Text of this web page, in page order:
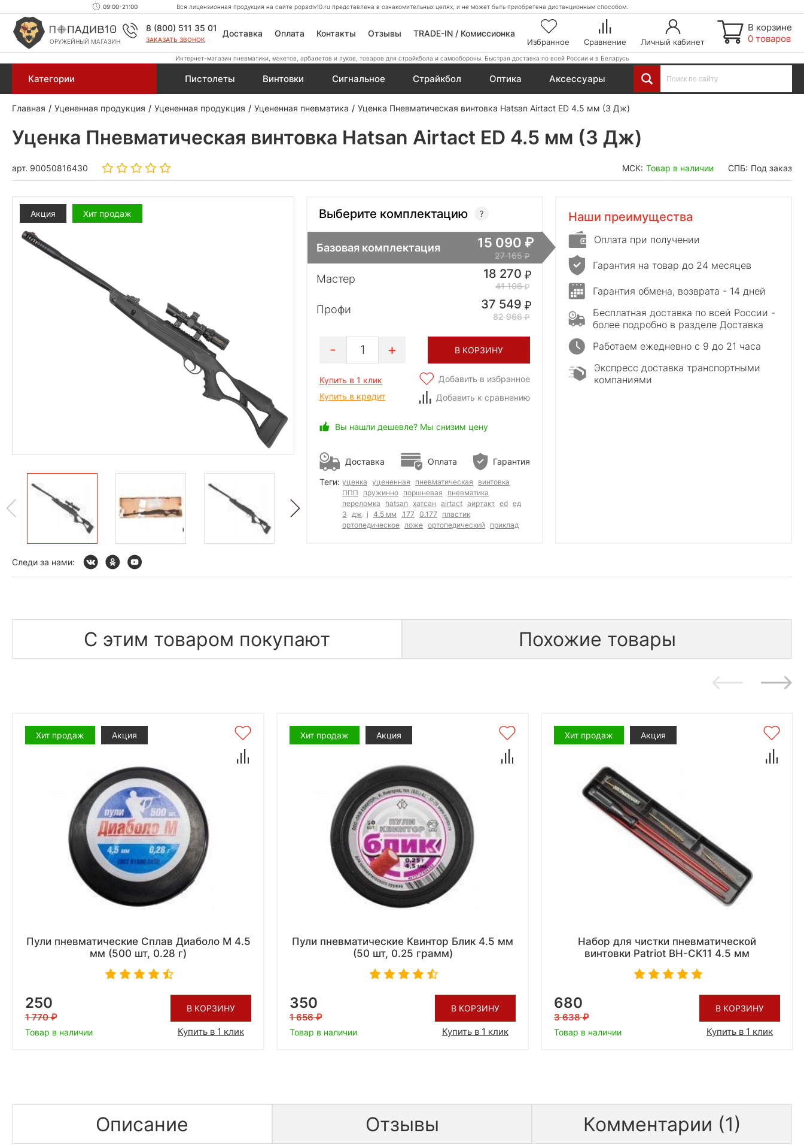
09:00-21:00 Вся лицензионная продукция на сайте popadiv10.ru представлена в ознакомительных целях, и не может быть приобретена дистанционным способом.
ОРУЖЕЙНЫЙ МАГАЗИН
8 (800) 511 35 01
ЗАКАЗАТЬ ЗВОНОК
Доставка Оплата Контакты Отзывы TRADE-IN / Комиссионка
Избранное Сравнение Личный кабинет
В корзине
0 товаров
Интернет-магазин пневматики, макетов, арбалетов и луков, товаров для страйкбола и самообороны. Быстрая доставка по всей России и в Беларусь
Категории Пистолеты Винтовки Сигнальное Страйкбол Оптика Аксессуары
Главная Уцененная продукция Уцененная продукция Уцененная пневматика Уценка Пневматическая винтовка Hatsan Airtact ED 4.5 мм (3 Дж)
Уценка Пневматическая винтовка Hatsan Airtact ED 4.5 мм (3 Дж)
арт. 90050816430 МСК: Товар в наличии СПБ: Под заказ
Акция Хит продаж Выберите комплектацию
Базовая комплектация 15 090
27 165
Мастер 18 270
41 106
Профи 37 549
82 966
1 В КОРЗИНУ
Купить в 1 клик
Купить в кредит
Добавить в избранное
Добавить к сравнению
Вы нашли дешевле? Мы снизим цену
Доставка Оплата
Гарантия
Теги: уценка уцененная пневматическая
винтовка
ППП
пружинно поршневая
пневматика
переломка
hatsan хатсан airtact аиртакт ed ед
3 дж j 4.5 мм .177 0.177
пластик
ортопедическое ложе ортопедический приклад
Наши преимущества
Оплата при получении
Гарантия на товар до 24 месяцев
Гарантия обмена, возврата - 14 дней
Бесплатная доставка по всей России -
более подробно в разделе Доставка
Работаем ежедневно с 9 до 21 часа
Экспресс доставка транспортными
компаниями
Следи за нами:
С этим товаром покупают Похожие товары
Хит продаж Акция
Пули пневматические Сплав Диаболо М 4.5
мм (500 шт, 0.28 г)
250
1 770
Товар в наличии
В КОРЗИНУ
Купить в 1 клик
Хит продаж Акция
Пули пневматические Квинтор Блик 4.5 мм
(50 шт, 0.25 грамм)
350
1 656
Товар в наличии
В КОРЗИНУ
Купить в 1 клик
Хит продаж Акция
Набор для чистки пневматической
винтовки Patriot BH-CK11 4.5 мм
680
3 638
Товар в наличии
В КОРЗИНУ
Купить в 1 клик
Описание Отзывы Комментарии (1)